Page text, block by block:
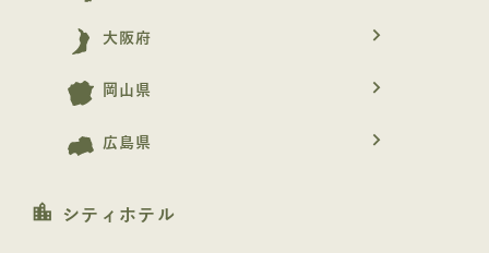
大阪府 navigate_next
岡山県 navigate_next
広島県 navigate_next
location_city シティホテル